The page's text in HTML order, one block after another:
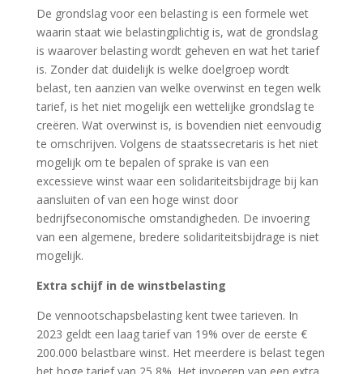
De grondslag voor een belasting is een formele wet
waarin staat wie belastingplichtig is, wat de grondslag
is waarover belasting wordt geheven en wat het tarief
is. Zonder dat duidelijk is welke doelgroep wordt
belast, ten aanzien van welke overwinst en tegen welk
tarief, is het niet mogelijk een wettelijke grondslag te
creëren. Wat overwinst is, is bovendien niet eenvoudig
te omschrijven. Volgens de staatssecretaris is het niet
mogelijk om te bepalen of sprake is van een
excessieve winst waar een solidariteitsbijdrage bij kan
aansluiten of van een hoge winst door
bedrijfseconomische omstandigheden. De invoering
van een algemene, bredere solidariteitsbijdrage is niet
mogelijk.
Extra schijf in de winstbelasting
De vennootschapsbelasting kent twee tarieven. In
2023 geldt een laag tarief van 19% over de eerste €
200.000 belastbare winst. Het meerdere is belast tegen